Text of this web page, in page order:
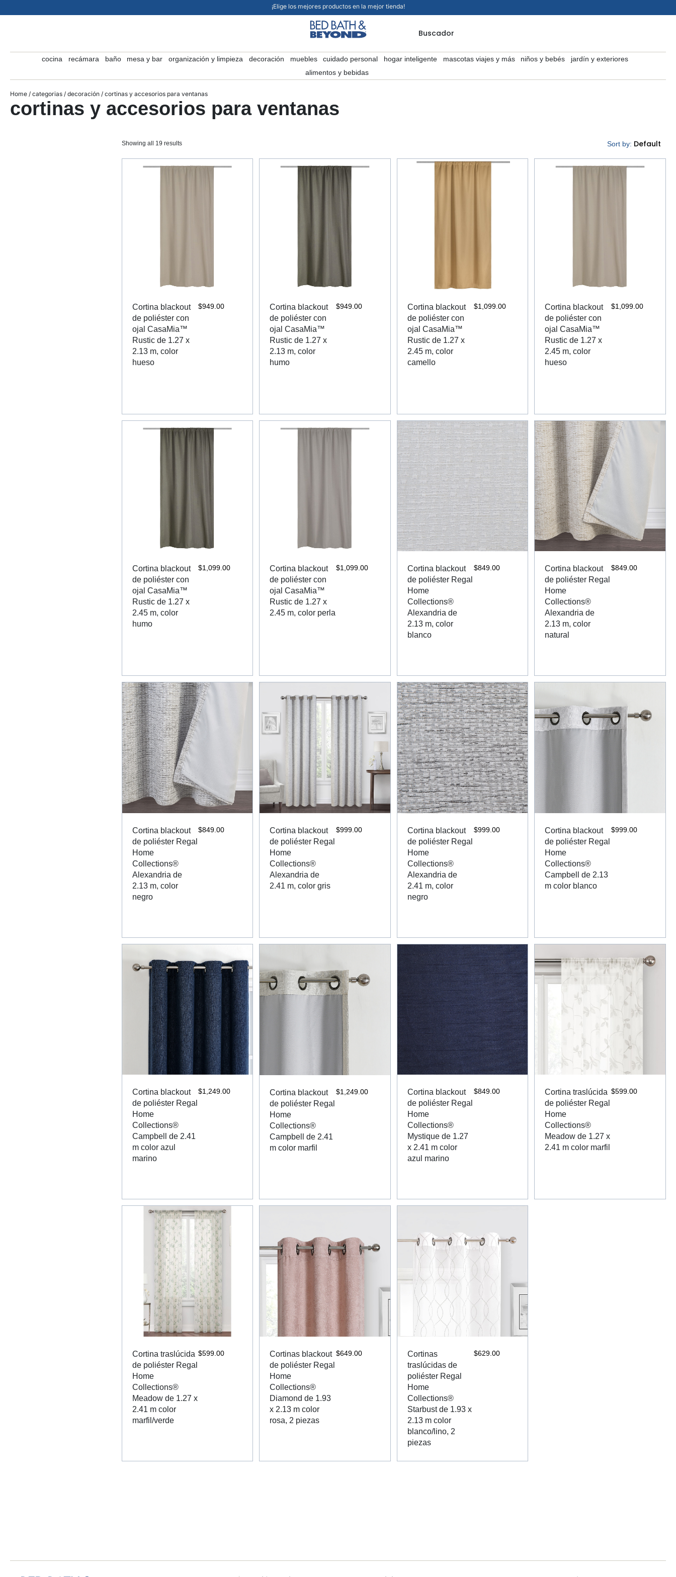
¡Elige los mejores productos en la mejor tienda!
Buscador
cocina recámara baño mesa y bar organización y limpieza decoración muebles cuidado personal hogar inteligente mascotas viajes y más niños y bebés
jardín y exteriores
alimentos y bebidas
Home / categorias / decoración / cortinas y accesorios para ventanas
cortinas y accesorios para ventanas
Sort by: Default
Cortina blackout
de poliéster con
ojal CasaMia™
Rustic de 1.27 x
2.13 m, color
hueso
$949.00
Cortina blackout
de poliéster con
ojal CasaMia™
Rustic de 1.27 x
2.13 m, color
humo
$949.00
Cortina blackout
de poliéster con
ojal CasaMia™
Rustic de 1.27 x
2.45 m, color
camello
$1,099.00
Cortina blackout
de poliéster con
ojal CasaMia™
Rustic de 1.27 x
2.45 m, color
hueso
$1,099.00
Cortina blackout
de poliéster con
ojal CasaMia™
Rustic de 1.27 x
2.45 m, color
humo
$1,099.00
Cortina blackout
de poliéster con
ojal CasaMia™
Rustic de 1.27 x
2.45 m, color perla
$1,099.00
Cortina blackout
de poliéster Regal
Home
Collections®
Alexandria de
2.13 m, color
blanco
$849.00
Cortina blackout
de poliéster Regal
Home
Collections®
Alexandria de
2.13 m, color
natural
$849.00
Cortina blackout
de poliéster Regal
Home
Collections®
Alexandria de
2.13 m, color
negro
$849.00
Cortina blackout
de poliéster Regal
Home
Collections®
Alexandria de
2.41 m, color gris
$999.00
Cortina blackout
de poliéster Regal
Home
Collections®
Alexandria de
2.41 m, color
negro
$999.00
Cortina blackout
de poliéster Regal
Home
Collections®
Campbell de 2.13
m color blanco
$999.00
Cortina blackout
de poliéster Regal
Home
Collections®
Campbell de 2.41
m color azul
marino
$1,249.00
Cortina blackout
de poliéster Regal
Home
Collections®
Campbell de 2.41
m color marfil
$1,249.00
Cortina blackout
de poliéster Regal
Home
Collections®
Mystique de 1.27
x 2.41 m color
azul marino
$849.00
Cortina traslúcida
de poliéster Regal
Home
Collections®
Meadow de 1.27 x
2.41 m color marfil
$599.00
Cortina traslúcida
de poliéster Regal
Home
Collections®
Meadow de 1.27 x
2.41 m color
marfil/verde
$599.00
Cortinas blackout
de poliéster Regal
Home
Collections®
Diamond de 1.93
x 2.13 m color
rosa, 2 piezas
$649.00
Cortinas
traslúcidas de
poliéster Regal
Home
Collections®
Starbust de 1.93 x
2.13 m color
blanco/lino, 2
piezas
$629.00
Showing all 19 results